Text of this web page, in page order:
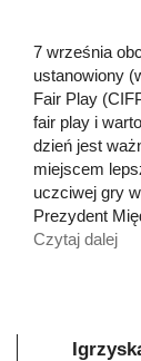
7 września
ustanowiony
Fair Play
fair play i
dzień jest
miejscem
uczciwej gry
Prezydent
Czytaj dalej